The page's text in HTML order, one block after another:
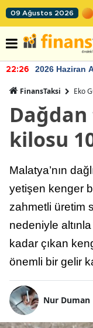
09 Ağustos 2026
22:26 2026 Haziran
FinansTaksi Eko
Dağdan
kilosu
Malatya’nın
yetişen kenger
zahmetli üretim
nedeniyle
kadar çıkan
önemli bir gelir
Nur Duman